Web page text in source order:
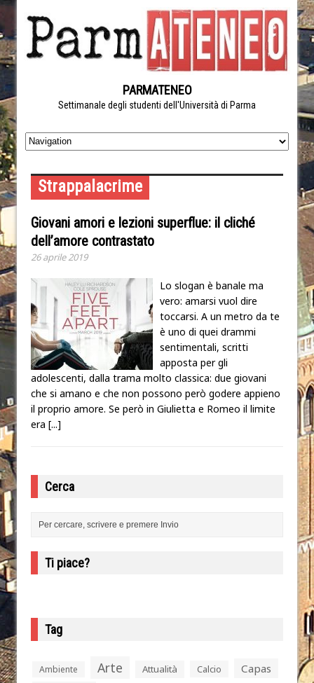
PARMATENEO
Settimanale degli studenti dell'Università di Parma
Strappalacrime
Giovani amori e lezioni superflue: il cliché
dell’amore contrastato
26 aprile 2019
Lo slogan è banale ma
vero: amarsi vuol dire
toccarsi. A un metro da te
è uno di quei drammi
sentimentali, scritti
apposta per gli
adolescenti, dalla trama molto classica: due giovani
che si amano e che non possono però godere appieno
il proprio amore. Se però in Giulietta e Romeo il limite
era [...]
Cerca
Ti piace?
Tag
Ambiente Arte Attualità Calcio Capas